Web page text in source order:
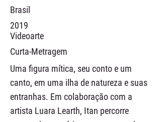
Brasil
2019
Videoarte
Curta-Metragem
Uma figura mítica, seu conto e um
canto, em uma ilha de natureza e suas
entranhas. Em colaboração com a
artista Luara Learth, Itan percorre